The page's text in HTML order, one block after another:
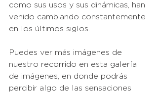
como sus usos y sus dinámicas, han
venido cambiando constantemente
en los últimos siglos.
Puedes ver más imágenes de
nuestro recorrido en esta galería
de imágenes, en donde podrás
percibir algo de las sensaciones